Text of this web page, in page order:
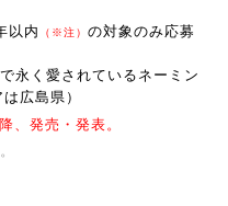
以内
（※注） の対象のみ応募
永く愛されているネーミン
広島県）
、発売・発表。